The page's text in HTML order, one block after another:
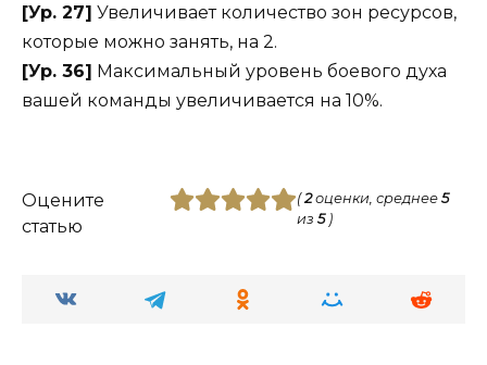
[Ур. 27] Увеличивает количество зон ресурсов,
которые можно занять, на 2.
[Ур. 36] Максимальный уровень боевого духа
вашей команды увеличивается на 10%.
Оцените
статью
(2оценки, среднее 5
из 5)